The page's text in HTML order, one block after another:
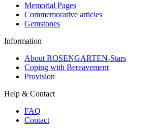
Memorial Pages
Commemorative articles
Gemstones
Information
About ROSENGARTEN-Stars
Coping with Bereavement
Provision
Help & Contact
FAQ
Contact